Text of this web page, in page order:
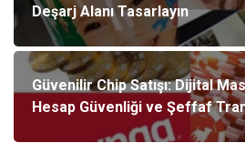
Deşarj Alanı Tasarlayın
Güvenilir Chip Satışı: Dijital
Hesap Güvenliği ve Şeffaf